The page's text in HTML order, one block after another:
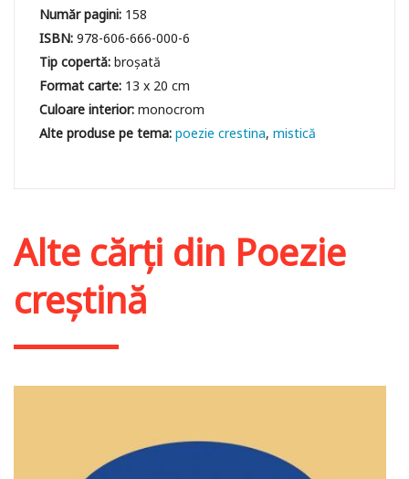
Număr pagini: 158
ISBN:978-606-666-000-6
Tip copertă:broșată
Format carte: 13 x 20 cm
Culoare interior:monocrom
poezie crestina mistică
Alte cărți din Poezie
creștină